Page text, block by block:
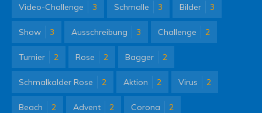
Video-Challenge 3 Schmalle 3 Bilder 3
Show 3 Ausschreibung 3 Challenge 2
Turnier 2 Rose 2 Bagger 2
Schmalkalder Rose 2 Aktion 2 Virus 2
Beach 2 Advent 2 Corona 2